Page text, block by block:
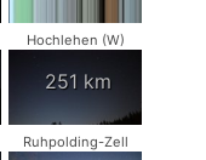
Hochlehen (W)
251 km
Ruhpolding-Zell